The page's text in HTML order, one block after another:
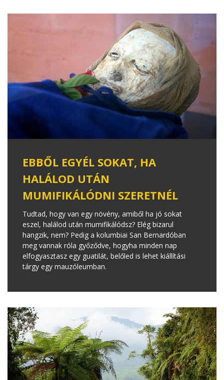
EBBŐL EGYÉL SOKAT, HA
HALÁLOD UTÁN
MUMIFIKÁLÓDNI SZERETNÉL
Tudtad, hogy van egy növény, amiből ha jó sokat
eszel, halálod után mumifikálódsz? Elég bizarul
hangzik, nem? Pedig a kolumbiai San Bernardóban
meg vannak róla győződve, hogyha minden nap
elfogyasztasz egy guatilát, belőled is lehet kiállítási
tárgy egy mauzóleumban.